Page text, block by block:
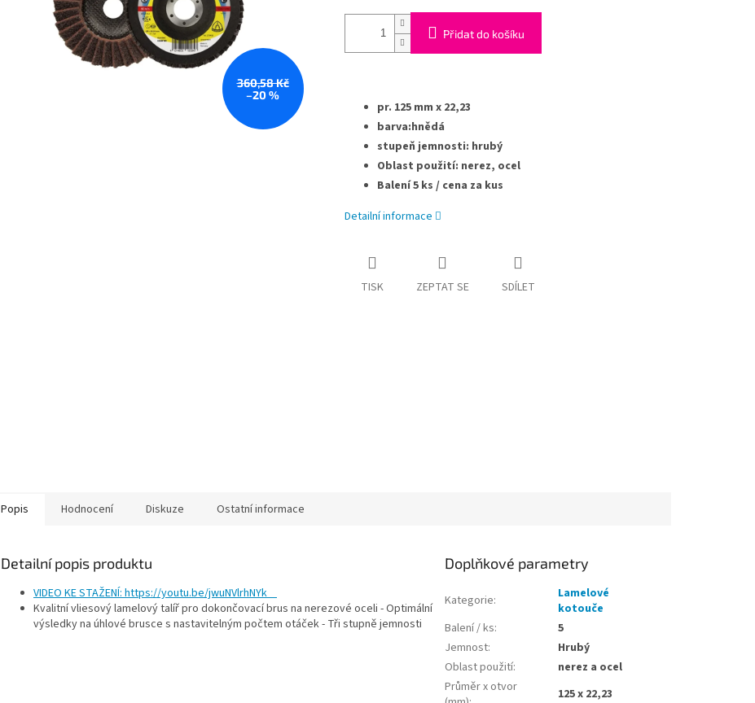
360,58 Kč
–20 %
Přidat do košíku
pr. 125 mm x 22,23
barva:hnědá
stupeň jemnosti: hrubý
Oblast použití: nerez, ocel
Balení 5 ks / cena za kus
Detailní informace
TISK ZEPTAT SE SDÍLET
Popis Hodnocení Diskuze Ostatní informace
Detailní popis produktu
VIDEO KE STAŽENÍ: https://youtu.be/jwuNVlrhNYk
Kvalitní vliesový lamelový talíř pro dokončovací brus na nerezové oceli - Optimální
výsledky na úhlové brusce s nastavitelným počtem otáček - Tři stupně jemnosti
Doplňkové parametry
Kategorie:
Lamelové
kotouče
Balení / ks:
5
Jemnost:
Hrubý
Oblast použití:
nerez a ocel
Průměr x otvor
125 x 22,23